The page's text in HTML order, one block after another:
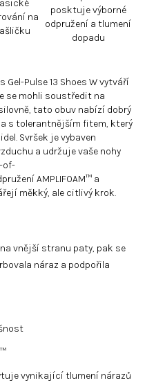
na
posktuje výborné
odpružení a tlumení
dopadu
Pulse 13 Shoes W vytváří
se mohli soustředit na
tato obuv nabízí dobrý
s tolerantnějším fitem, který
Svršek je vybaven
a udržuje vaše nohy
of-
AMPLIFOAM™ a
měkký, ale citlivý krok.
vnější stranu paty, pak se
náraz a podpořila
vynikající tlumení nárazů